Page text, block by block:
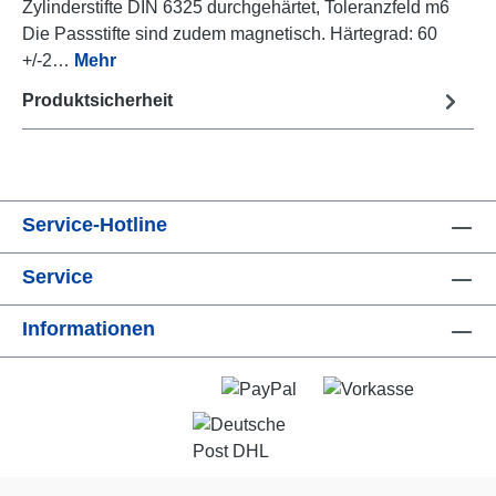
Zylinderstifte DIN 6325 durchgehärtet, Toleranzfeld m6
Die Passstifte sind zudem magnetisch. Härtegrad: 60
+/-2… Mehr
Produktsicherheit
Service-Hotline
Service
Informationen